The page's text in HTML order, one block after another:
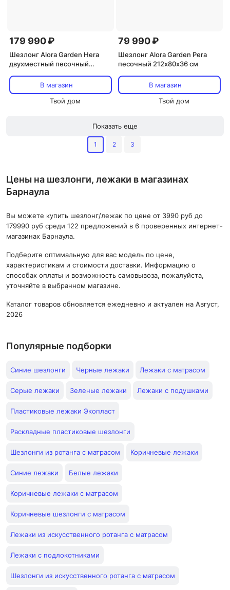
179 990 ₽
Шезлонг Alora Garden Hera
двухместный песочный
В магазин
Твой дом
79 990 ₽
Шезлонг Alora Garden Pera
песочный 212х80х36 см
В магазин
Твой дом
Показать еще
1 2 3
Цены на шезлонги, лежаки в магазинах
Барнаула
Вы можете купить шезлонг/лежак по цене от 3990 руб до
179990 руб среди 122 предложений в 6 проверенных интернет-
магазинах Барнаула.
Подберите оптимальную для вас модель по цене,
характеристикам и стоимости доставки. Информацию о
способах оплаты и возможность самовывоза, пожалуйста,
уточняйте в выбранном магазине.
Каталог товаров обновляется ежедневно и актуален на Август,
2026
Популярные подборки
Синие шезлонги Черные лежаки Лежаки с матрасом
Серые лежаки Зеленые лежаки Лежаки с подушками
Пластиковые лежаки Экопласт
Раскладные пластиковые шезлонги
Шезлонги из ротанга с матрасом Коричневые лежаки
Синие лежаки Белые лежаки
Коричневые лежаки с матрасом
Коричневые шезлонги с матрасом
Лежаки из искусственного ротанга с матрасом
Лежаки с подлокотниками
Шезлонги из искусственного ротанга с матрасом